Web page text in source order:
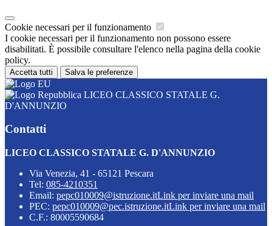
Cookie necessari per il funzionamento
I cookie necessari per il funzionamento non possono essere
disabilitati. È possibile consultare l'elenco nella pagina della cookie
policy.
Accetta tutti Salva le preferenze
LICEO CLASSICO STATALE G.
D'ANNUNZIO
Contatti
LICEO CLASSICO STATALE G. D'ANNUNZIO
Via Venezia, 41 - 65121 Pescara
Tel: 085-4210351
Email: pepc010009@istruzione.itLink per inviare una mail
PEC: pepc010009@pec.istruzione.itLink per inviare una mail
C.F.: 80005590684